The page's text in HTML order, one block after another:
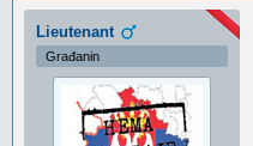
Lieutenant
Građanin